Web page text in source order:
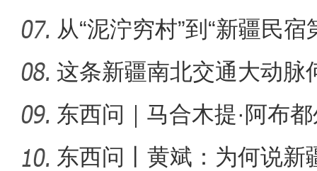
从“泥泞穷村”到“新疆民
桂
这条新疆南北交通大动脉
度”？
东西问｜马合木提·阿布
何以实
东西问丨黄斌：为何说新